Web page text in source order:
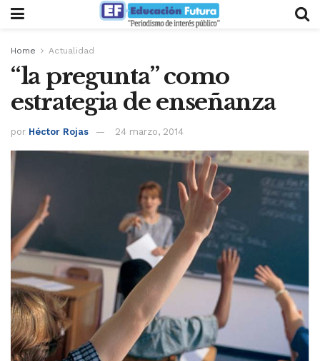
Home Actualidad
“la pregunta” como
estrategia de enseñanza
por Héctor Rojas 24 marzo, 2014